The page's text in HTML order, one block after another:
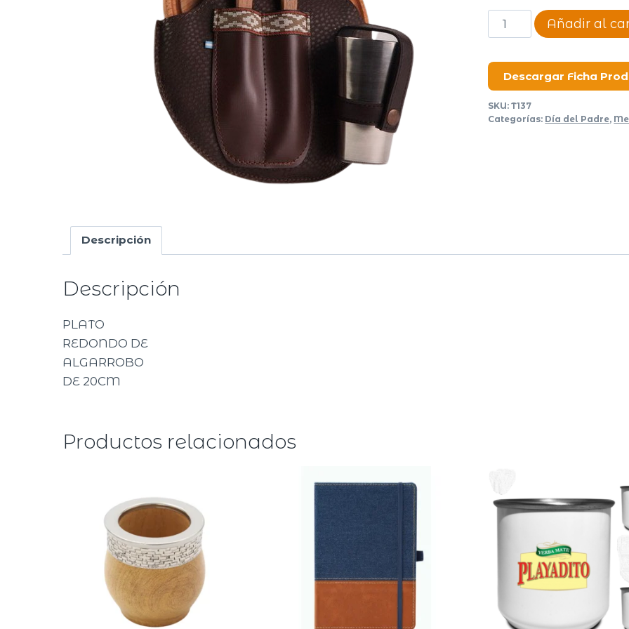
Set
asado
cantidad
Añadir al
Descargar Ficha
SKU:T137
Categorías: Día del Padre,
Descripción
Descripción
PLATO
REDONDO DE
ALGARROBO
DE 20CM
Productos relacionados